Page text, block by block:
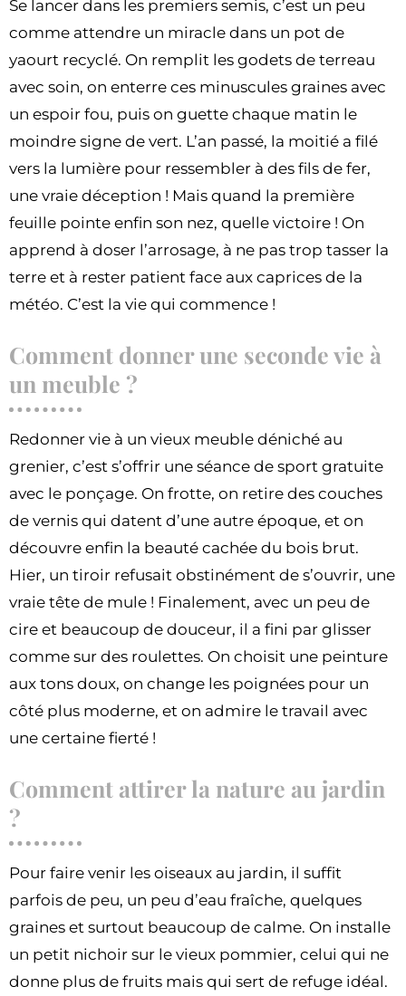
Se lancer dans les premiers semis, c’est un peu
comme attendre un miracle dans un pot de
yaourt recyclé. On remplit les godets de terreau
avec soin, on enterre ces minuscules graines avec
un espoir fou, puis on guette chaque matin le
moindre signe de vert. L’an passé, la moitié a filé
vers la lumière pour ressembler à des fils de fer,
une vraie déception ! Mais quand la première
feuille pointe enfin son nez, quelle victoire ! On
apprend à doser l’arrosage, à ne pas trop tasser la
terre et à rester patient face aux caprices de la
météo. C’est la vie qui commence !
Comment donner une seconde vie à
un meuble ?
Redonner vie à un vieux meuble déniché au
grenier, c’est s’offrir une séance de sport gratuite
avec le ponçage. On frotte, on retire des couches
de vernis qui datent d’une autre époque, et on
découvre enfin la beauté cachée du bois brut.
Hier, un tiroir refusait obstinément de s’ouvrir, une
vraie tête de mule ! Finalement, avec un peu de
cire et beaucoup de douceur, il a fini par glisser
comme sur des roulettes. On choisit une peinture
aux tons doux, on change les poignées pour un
côté plus moderne, et on admire le travail avec
une certaine fierté !
Comment attirer la nature au jardin
?
Pour faire venir les oiseaux au jardin, il suffit
parfois de peu, un peu d’eau fraîche, quelques
graines et surtout beaucoup de calme. On installe
un petit nichoir sur le vieux pommier, celui qui ne
donne plus de fruits mais qui sert de refuge idéal.